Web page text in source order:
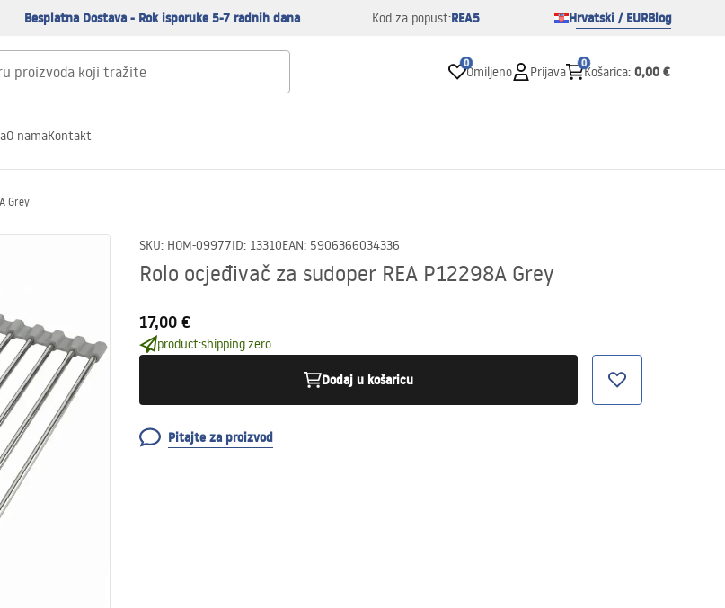
Besplatna Dostava - Rok isporuke 5-7 radnih dana Kod za popust:REA5 Hrvatski / EURBlog
0
Omiljeno Prijava
0
Košarica: 0,00 €
O namaKontakt
Grey
SKU: HOM-09977ID: 13310EAN: 5906366034336
Rolo ocjeđivač za sudoper REA P12298A Grey
17,00 €
product:shipping.zero
Dodaj u košaricu
Pitajte za proizvod